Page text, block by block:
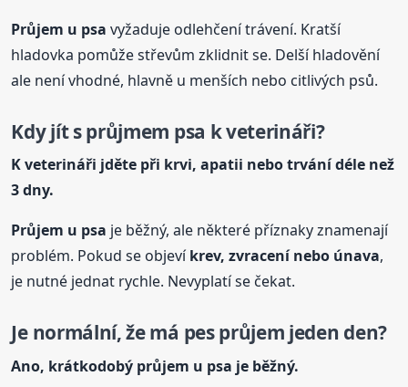
Průjem u psa vyžaduje odlehčení trávení. Kratší
hladovka pomůže střevům zklidnit se. Delší hladovění
ale není vhodné, hlavně u menších nebo citlivých psů.
Kdy jít s průjmem psa k veterináři?
K veterináři jděte při krvi, apatii nebo trvání déle než
3 dny.
Průjem u psa je běžný, ale některé příznaky znamenají
problém. Pokud se objevíkrev, zvracení nebo únava,
je nutné jednat rychle. Nevyplatí se čekat.
Je normální, že má pes průjem jeden den?
Ano, krátkodobý průjem u psa je běžný.